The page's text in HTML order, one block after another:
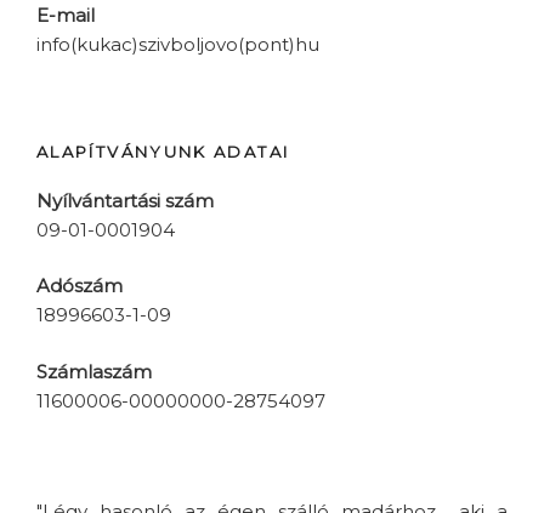
E-mail
info(kukac)szivboljovo(pont)hu
ALAPÍTVÁNYUNK ADATAI
Nyílvántartási szám
09-01-0001904
Adószám
18996603-1-09
Számlaszám
11600006-00000000-28754097